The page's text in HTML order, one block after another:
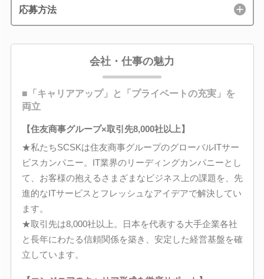
応募方法
会社・仕事の魅力
■「キャリアアップ」と「プライベートの充実」を
両立
【住友商事グループ×取引先8,000社以上】
★私たちSCSKは住友商事グループのグローバルITサー
ビスカンパニー。IT業界のリーディングカンパニーとし
て、お客様の抱えるさまざまなビジネス上の課題を、先
進的なITサービスとフレッシュなアイデアで解決してい
ます。
★取引先は8,000社以上。日本を代表する大手企業各社
と長年にわたる信頼関係を築き、安定した経営基盤を確
立しています。